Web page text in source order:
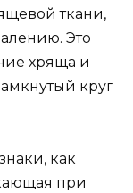
ткани,
Это
хряща и
круг
как
при